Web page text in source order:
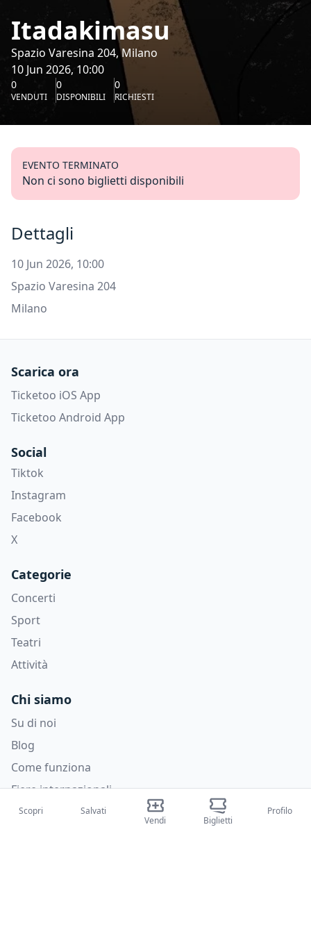
Itadakimasu
Spazio Varesina 204, Milano
10 Jun 2026, 10:00
0
VENDUTI
0
DISPONIBILI
0
RICHIESTI
EVENTO TERMINATO
Non ci sono biglietti disponibili
Dettagli
10 Jun 2026, 10:00
Spazio Varesina 204
Milano
Scarica ora
Ticketoo iOS App
Ticketoo Android App
Social
Tiktok
Instagram
Facebook
X
Categorie
Concerti
Sport
Teatri
Attività
Chi siamo
Su di noi
Blog
Come funziona
Fiere internazionali
Creator Program
Scopri
Salvati
Vendi
Biglietti
Profilo